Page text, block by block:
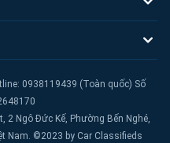
0938119439 (Toàn quốc) Số
2 Ngô Đức Kế, Phường Bến Nghé,
Nam. ©2023 by Car Classifieds